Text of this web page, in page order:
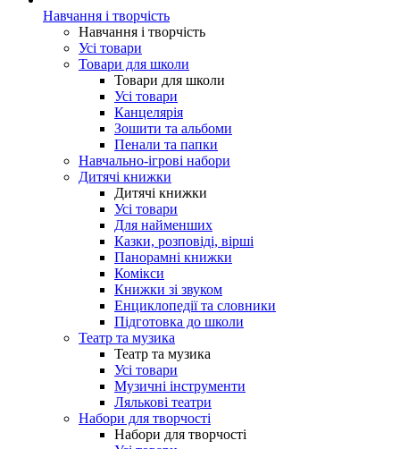
Навчання і творчість
Навчання і творчість
Усі товари
Товари для школи
Товари для школи
Усі товари
Канцелярія
Зошити та альбоми
Пенали та папки
Навчально-ігрові набори
Дитячі книжки
Дитячі книжки
Усі товари
Для найменших
Казки, розповіді, вірші
Панорамні книжки
Комікси
Книжки зі звуком
Енциклопедії та словники
Підготовка до школи
Театр та музика
Театр та музика
Усі товари
Музичні інструменти
Лялькові театри
Набори для творчості
Набори для творчості